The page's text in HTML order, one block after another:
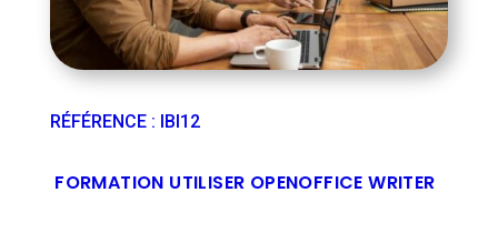
RÉFÉRENCE: IBI12
FORMATION UTILISER OPENOFFICE WRITER